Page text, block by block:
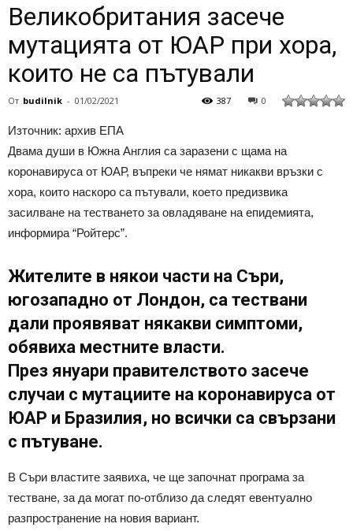
Великобритания засече
мутацията от ЮАР при хора,
които не са пътували
От budilnik - 01/02/2021 0
387
Източник: архив ЕПА
Двама души в Южна Англия са заразени с щама на
коронавируса от ЮАР, въпреки че нямат никакви връзки с
хора, които наскоро са пътували, което предизвика
засилване на тестването за овладяване на епидемията,
информира “Ройтерс”.
Жителите в някои части на Съри,
югозападно от Лондон, са тествани
дали проявяват някакви симптоми,
обявиха местните власти.
През януари правителството засече
случаи с мутациите на коронавируса от
ЮАР и Бразилия, но всички са свързани
с пътуване.
В Съри властите заявиха, че ще започнат програма за
тестване, за да могат по-отблизо да следят евентуално
разпространение на новия вариант.